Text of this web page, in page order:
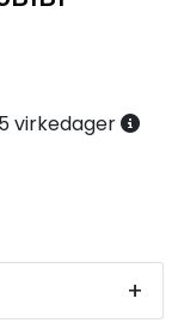
virkedager
+